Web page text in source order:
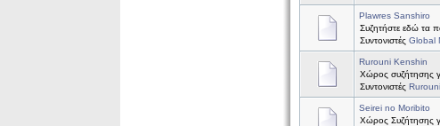
Plawres Sanshiro
Συζητήστε εδώ τα
Συντονιστές Global
Rurouni Kenshin
Χώρος συζήτησης
Συντονιστές
Seirei no Moribito
Χώρος Συζήτησης